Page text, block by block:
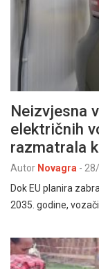
Neizvjesna
električnih
razmatrala
Autor Novagra -
Dok EU planira
2035. godine,